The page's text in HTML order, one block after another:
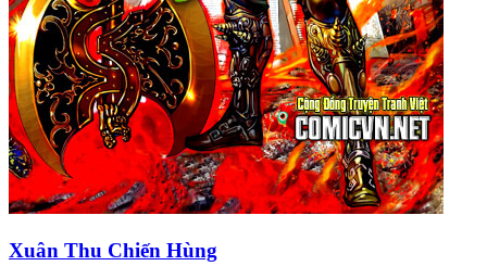
Xuân Thu Chiến Hùng